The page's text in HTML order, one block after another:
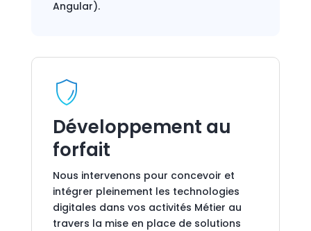
Angular).
Développement au
forfait
Nous intervenons pour concevoir et
intégrer pleinement les technologies
digitales dans vos activités Métier au
travers la mise en place de solutions